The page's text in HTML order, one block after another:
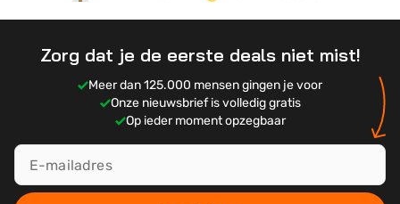
Zorg dat je de eerste deals niet mist!
Meer dan 125.000 mensen gingen je voor
Onze nieuwsbrief is volledig gratis
Op ieder moment opzegbaar